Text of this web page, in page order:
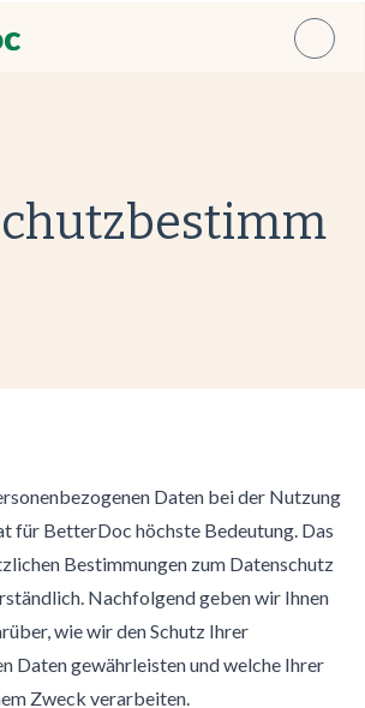
Daten bei der Nutzung
für BetterDoc höchste Bedeutung. Das
Bestimmungen zum Datenschutz
Nachfolgend geben wir Ihnen
wie wir den Schutz Ihrer
Daten gewährleisten und welche Ihrer
Zweck verarbeiten.